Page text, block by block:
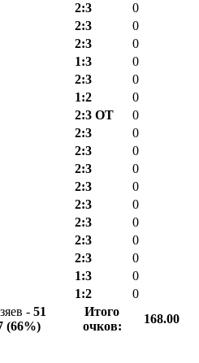
2:3
0
2:3
0
2:3
0
1:3
0
2:3
0
1:2
0
2:3 ОТ
0
2:3
0
2:3
0
2:3
0
2:3
0
2:3
0
2:3
0
2:3
0
2:3
0
1:3
0
1:2
0
- 51
(66%)
Итого
очков:
168.00